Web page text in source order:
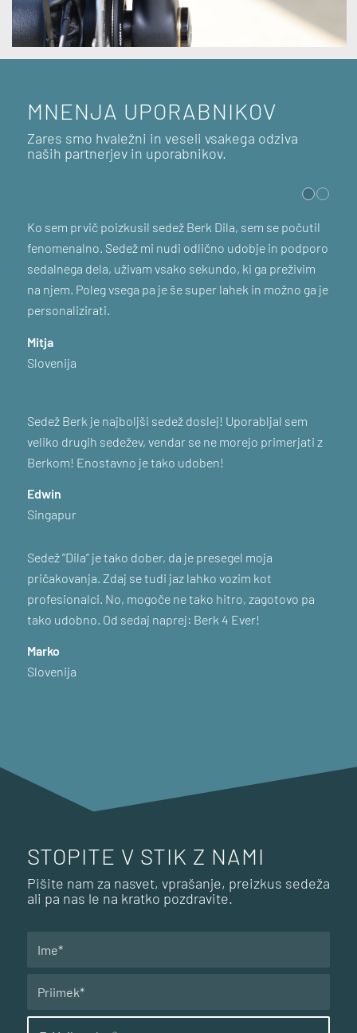
MNENJA UPORABNIKOV
Zares smo hvaležni in veseli vsakega odziva
naših partnerjev in uporabnikov.
Ko sem prvič poizkusil sedež Berk Dila, sem se počutil
fenomenalno. Sedež mi nudi odlično udobje in podporo
sedalnega dela, uživam vsako sekundo, ki ga preživim
na njem. Poleg vsega pa je še super lahek in možno ga je
personalizirati.
Mitja
Slovenija
Sedež Berk je najboljši sedež doslej! Uporabljal sem
veliko drugih sedežev, vendar se ne morejo primerjati z
Berkom! Enostavno je tako udoben!
Edwin
Singapur
Sedež ”Dila” je tako dober, da je presegel moja
pričakovanja. Zdaj se tudi jaz lahko vozim kot
profesionalci. No, mogoče ne tako hitro, zagotovo pa
tako udobno. Od sedaj naprej: Berk 4 Ever!
Marko
Slovenija
STOPITE V STIK Z NAMI
Pišite nam za nasvet, vprašanje, preizkus sedeža
ali pa nas le na kratko pozdravite.